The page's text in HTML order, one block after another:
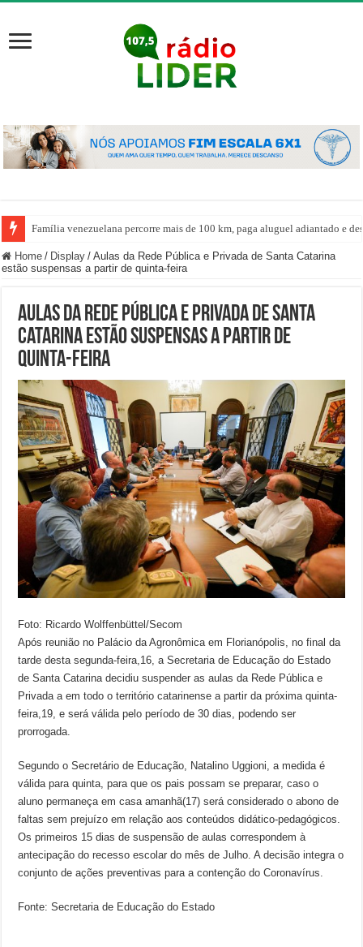
Família venezuelana percorre mais de 100 km, paga aluguel adiantado e
Home / Display / Aulas da Rede Pública e Privada de Santa Catarina
estão suspensas a partir de quinta-feira
Aulas da Rede Pública e Privada de Santa
Catarina estão suspensas a partir de
quinta-feira
Foto: Ricardo Wolffenbüttel/Secom
Após reunião no Palácio da Agronômica em Florianópolis, no final da
tarde desta segunda-feira,16, a Secretaria de Educação do Estado
de Santa Catarina decidiu suspender as aulas da Rede Pública e
Privada a em todo o território catarinense a partir da próxima quinta-
feira,19, e será válida pelo período de 30 dias, podendo ser
prorrogada.
Segundo o Secretário de Educação, Natalino Uggioni, a medida é
válida para quinta, para que os pais possam se preparar, caso o
aluno permaneça em casa amanhã(17) será considerado o abono de
faltas sem prejuízo em relação aos conteúdos didático-pedagógicos.
Os primeiros 15 dias de suspensão de aulas correspondem à
antecipação do recesso escolar do mês de Julho. A decisão integra o
conjunto de ações preventivas para a contenção do Coronavírus.
Fonte: Secretaria de Educação do Estado